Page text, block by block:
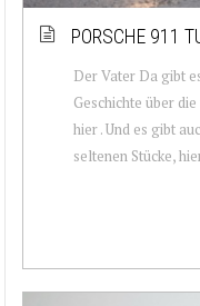
PORSCHE 911
Der Vater Da gibt
Geschichte über
hier . Und es gibt
seltenen Stücke,